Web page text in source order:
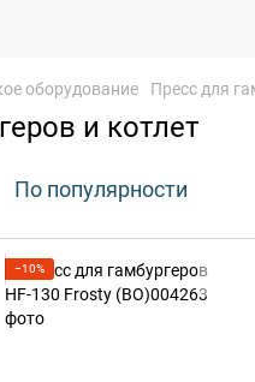
оборудование Пресс для
и котлет
По популярности
−10%